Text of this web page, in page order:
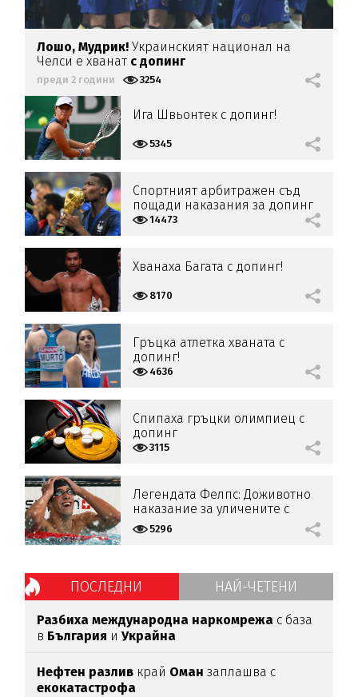
Лошо, Мудрик!Украинският национал на
Челси е хванат с допинг
преди 2 години 3254
Ига Швьонтек с допинг!
5345
Спортният арбитражен съд
пощади наказания за допинг
Пол Погба
14473
Хванаха Багата с допинг!
8170
Гръцка атлетка хваната с
допинг!
4636
Спипаха гръцки олимпиец с
допинг
3115
Легендата Фелпс: Доживотно
наказание за уличените с
допинг!
5296
ПОСЛЕДНИ НАЙ-ЧЕТЕНИ
Разбиха международна наркомрежа с база
в България иУкрайна
Нефтен разлив край Оманзаплашва с
екокатастрофа